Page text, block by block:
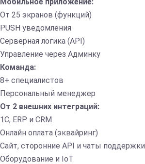
От 25 экранов (функций)
PUSH уведомления
Серверная логика (API)
Управление через Админку
Команда:
8+ специалистов
Персональный менеджер
От 2 внешних интеграций:
1С, ERP и CRM
Онлайн оплата (эквайринг)
Сайт, сторонние API и чаты поддержки
Оборудование и IoT